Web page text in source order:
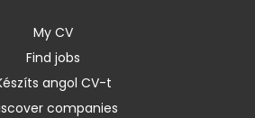
My CV
Find jobs
angol CV-t
companies